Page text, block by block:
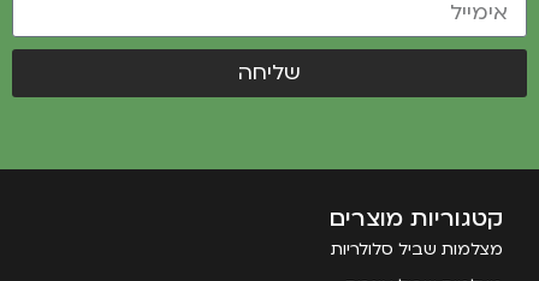
שליחה
קטגוריות מוצרים
מצלמות שביל סלולריות